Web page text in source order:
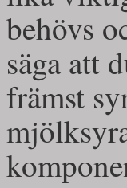
behövs
säga att
främst